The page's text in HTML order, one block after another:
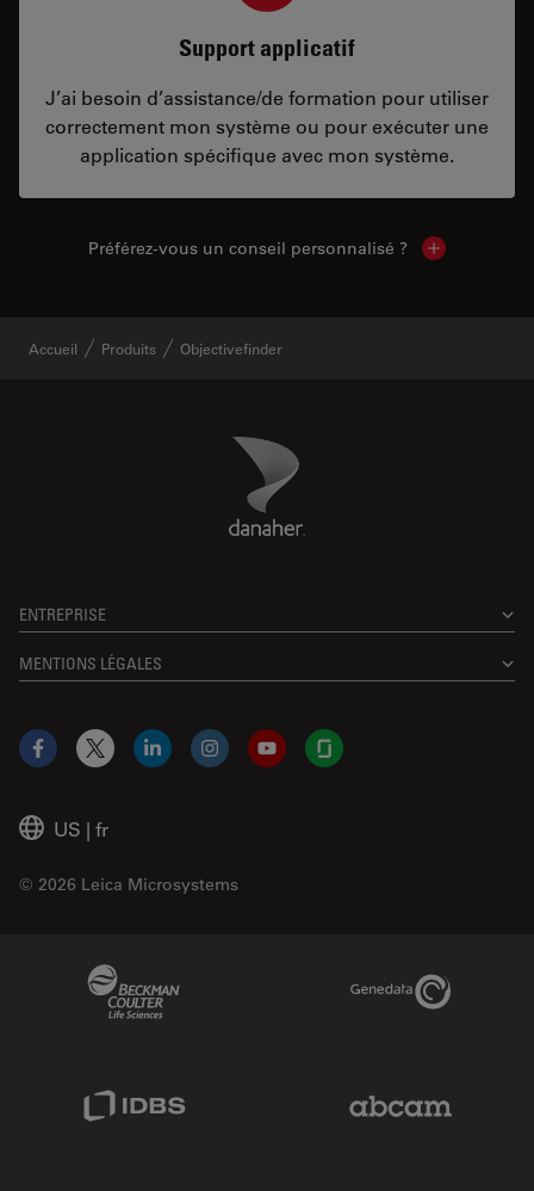
Support applicatif
J’ai besoin d’assistance/de formation pour utiliser
correctement mon système ou pour exécuter une
application spécifique avec mon système.
Préférez-vous un conseil personnalisé ? Show local
Accueil Produits Objectivefinder
Danaher Logo
ENTREPRISE
MENTIONS LÉGALES
US | fr
© 2026 Leica Microsystems
Facebook
X LinkedInInstagramYouTubeGlassdoor
Genedata Link